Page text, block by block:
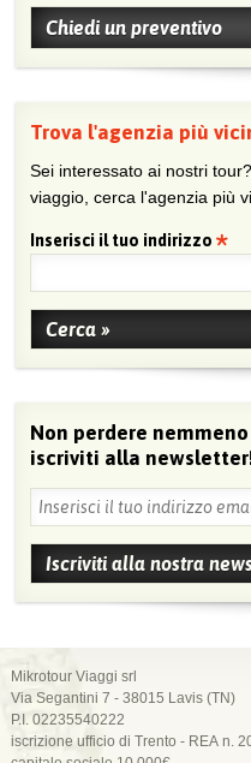
Chiedi un preventivo
Trova l'agenzia più
Sei interessato ai nostri
viaggio, cerca l'agenzia più
Inserisci il tuo indirizzo
Non perdere
iscriviti alla
Mikrotour Viaggi srl
Via Segantini 7 - 38015 Lavis (TN)
P.I. 02235540222
iscrizione ufficio di Trento - REA n.